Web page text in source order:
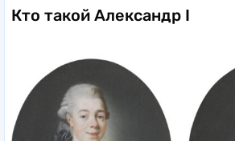
Кто такой Александр I